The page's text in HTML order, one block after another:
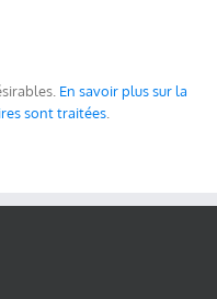
En savoir plus sur la
sont traitées